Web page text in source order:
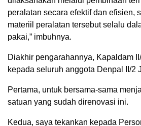
peralatan secara efektif dan efisien,
materiil peralatan tersebut selalu
pakai,” imbuhnya.
Diakhir pengarahannya, Kapaldam
kepada seluruh anggota Denpal II/2
Pertama, untuk bersama-sama
satuan yang sudah direnovasi ini.
Kedua, saya tekankan kepada